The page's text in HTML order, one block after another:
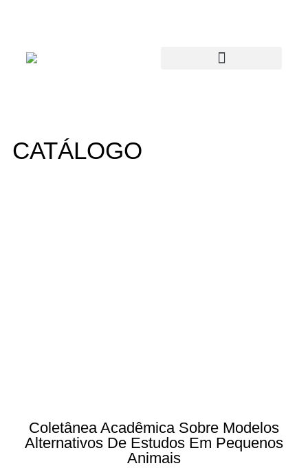
CATÁLOGO
Coletânea Acadêmica Sobre Modelos
Alternativos De Estudos Em Pequenos
Animais